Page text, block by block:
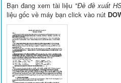
Bạn đang xem tài liệu "Đề đề xuất
liệu gốc về máy bạn click vào nút